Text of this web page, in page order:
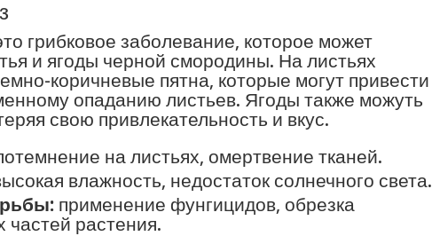
грибковое заболевание, которое может
и ягоды черной смородины. На листьях
коричневые пятна, которые могут привести
опаданию листьев. Ягоды также можуть
свою привлекательность и вкус.
на листьях, омертвение тканей.
влажность, недостаток солнечного света.
применение фунгицидов, обрезка
растения.